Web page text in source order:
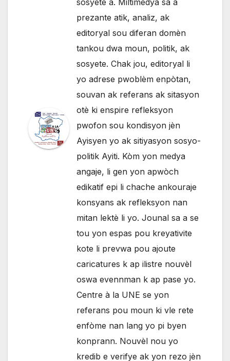
sosyete a. Miltimedya sa a
prezante atik, analiz, ak
editoryal sou diferan domèn
tankou dwa moun, politik, ak
sosyete. Chak jou, editoryal li
yo adrese pwoblèm enpòtan,
souvan ak referans ak sitasyon
otè ki enspire refleksyon
pwofon sou kondisyon jèn
Ayisyen yo ak sitiyasyon sosyo-
politik Ayiti. Kòm yon medya
angaje, li gen yon apwòch
edikatif epi li chache ankouraje
konsyans ak refleksyon nan
mitan lektè li yo. Jounal sa a se
tou yon espas pou kreyativite
kote li prevwa pou ajoute
caricatures k ap ilistre nouvèl
oswa evennman k ap pase yo.
Centre à la UNE se yon
referans pou moun ki vle rete
enfòme nan lang yo pi byen
konprann. Nouvèl nou yo
kredib e verifye ak yon rezo jèn